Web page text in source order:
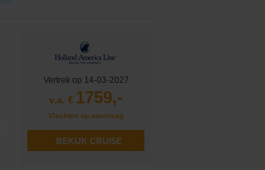
Vertrek op 14-03-2027
v.a. € 1759,-
Vluchten op aanvraag
BEKIJK CRUISE